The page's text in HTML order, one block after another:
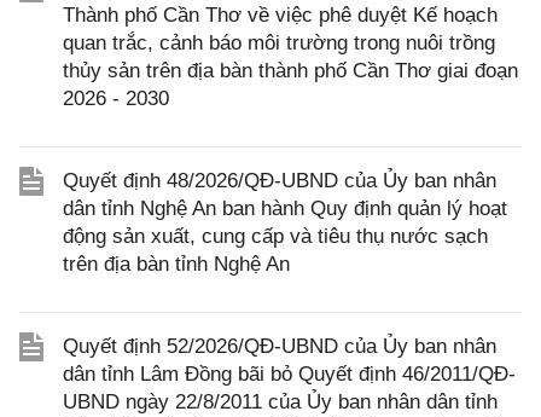
Thành phố Cần Thơ về việc phê duyệt Kế hoạch
quan trắc, cảnh báo môi trường trong nuôi trồng
thủy sản trên địa bàn thành phố Cần Thơ giai đoạn
2026 - 2030
Quyết định 48/2026/QĐ-UBND của Ủy ban nhân
dân tỉnh Nghệ An ban hành Quy định quản lý hoạt
động sản xuất, cung cấp và tiêu thụ nước sạch
trên địa bàn tỉnh Nghệ An
Quyết định 52/2026/QĐ-UBND của Ủy ban nhân
dân tỉnh Lâm Đồng bãi bỏ Quyết định 46/2011/QĐ-
UBND ngày 22/8/2011 của Ủy ban nhân dân tỉnh